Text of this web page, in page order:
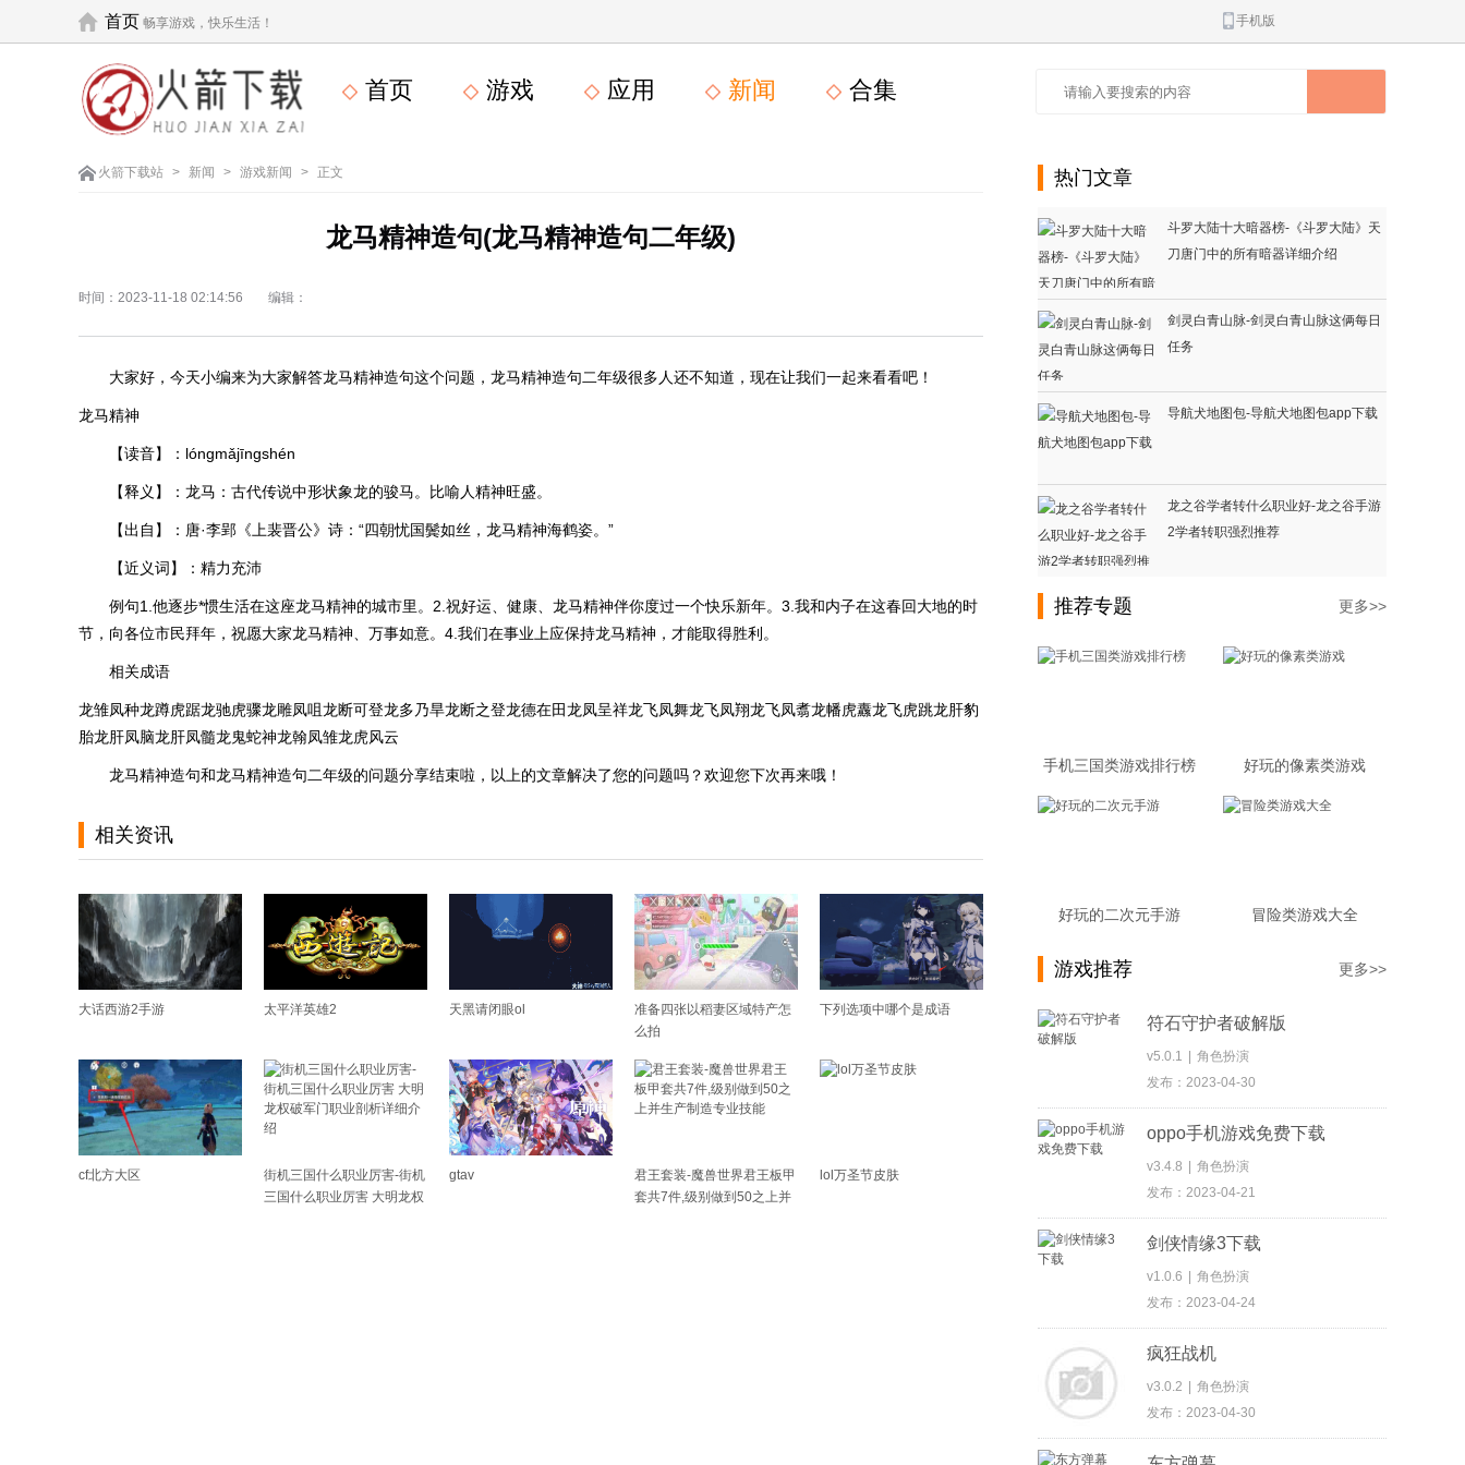
首页 畅享游戏，快乐生活！ 手机版
首页 游戏 应用 新闻 合集
火箭下载站 > 新闻 > 游戏新闻 > 正文
龙马精神造句(龙马精神造句二年级)
时间：2023-11-18 02:14:56 编辑：
大家好，今天小编来为大家解答龙马精神造句这个问题，龙马精神造句二年级很多人还不知道，现在让我们一起来看看吧！
龙马精神
【读音】：lóngmǎjīngshén
【释义】：龙马：古代传说中形状象龙的骏马。比喻人精神旺盛。
【出自】：唐·李郢《上裴晋公》诗：“四朝忧国鬓如丝，龙马精神海鹤姿。”
【近义词】：精力充沛
例句1.他逐步*惯生活在这座龙马精神的城市里。2.祝好运、健康、龙马精神伴你度过一个快乐新年。3.我和内子在这春回大地的时
节，向各位市民拜年，祝愿大家龙马精神、万事如意。4.我们在事业上应保持龙马精神，才能取得胜利。
相关成语
龙雏凤种龙蹲虎踞龙驰虎骤龙雕凤咀龙断可登龙多乃旱龙断之登龙德在田龙凤呈祥龙飞凤舞龙飞凤翔龙飞凤翥龙幡虎纛龙飞虎跳龙肝豹
胎龙肝凤脑龙肝凤髓龙鬼蛇神龙翰凤雏龙虎风云
龙马精神造句和龙马精神造句二年级的问题分享结束啦，以上的文章解决了您的问题吗？欢迎您下次再来哦！
相关资讯
大话西游2手游 太平洋英雄2 天黑请闭眼ol
准备四张以稻妻区域特产怎
么拍
下列选项中哪个是成语
cf北方大区
街机三国什么职业厉害-街机
三国什么职业厉害 大明龙权
gtav
君王套装-魔兽世界君王板甲
套共7件,级别做到50之上并
lol万圣节皮肤
热门文章
斗罗大陆十大暗器榜-《斗罗大陆》天
刀唐门中的所有暗器详细介绍
剑灵白青山脉-剑灵白青山脉这俩每日
任务
导航犬地图包-导航犬地图包app下载
龙之谷学者转什么职业好-龙之谷手游
2学者转职强烈推荐
推荐专题 更多>>
手机三国类游戏排行榜 好玩的像素类游戏
好玩的二次元手游 冒险类游戏大全
游戏推荐 更多>>
符石守护者破解版
v5.0.1
角色扮演
发布：2023-04-30
oppo手机游戏免费下载
v3.4.8
角色扮演
发布：2023-04-21
剑侠情缘3下载
v1.0.6
角色扮演
发布：2023-04-24
疯狂战机
v3.0.2
角色扮演
发布：2023-04-30